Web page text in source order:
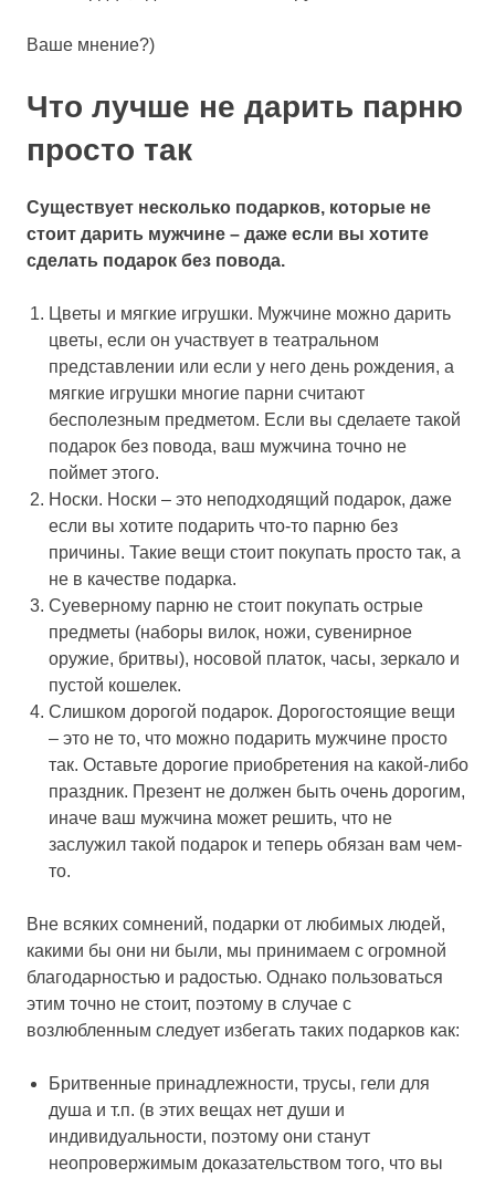
Ваше мнение?)
Что лучше не дарить парню
просто так
Существует несколько подарков, которые не
стоит дарить мужчине – даже если вы хотите
сделать подарок без повода.
Цветы и мягкие игрушки. Мужчине можно дарить
цветы, если он участвует в театральном
представлении или если у него день рождения, а
мягкие игрушки многие парни считают
бесполезным предметом. Если вы сделаете такой
подарок без повода, ваш мужчина точно не
поймет этого.
Носки. Носки – это неподходящий подарок, даже
если вы хотите подарить что-то парню без
причины. Такие вещи стоит покупать просто так, а
не в качестве подарка.
Суеверному парню не стоит покупать острые
предметы (наборы вилок, ножи, сувенирное
оружие, бритвы), носовой платок, часы, зеркало и
пустой кошелек.
Слишком дорогой подарок. Дорогостоящие вещи
– это не то, что можно подарить мужчине просто
так. Оставьте дорогие приобретения на какой-либо
праздник. Презент не должен быть очень дорогим,
иначе ваш мужчина может решить, что не
заслужил такой подарок и теперь обязан вам чем-
то.
Вне всяких сомнений, подарки от любимых людей,
какими бы они ни были, мы принимаем с огромной
благодарностью и радостью. Однако пользоваться
этим точно не стоит, поэтому в случае с
возлюбленным следует избегать таких подарков как:
Бритвенные принадлежности, трусы, гели для
душа и т.п. (в этих вещах нет души и
индивидуальности, поэтому они станут
неопровержимым доказательством того, что вы